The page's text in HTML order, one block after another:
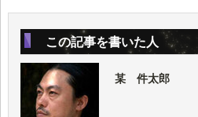
この記事を書いた人
某 件太郎